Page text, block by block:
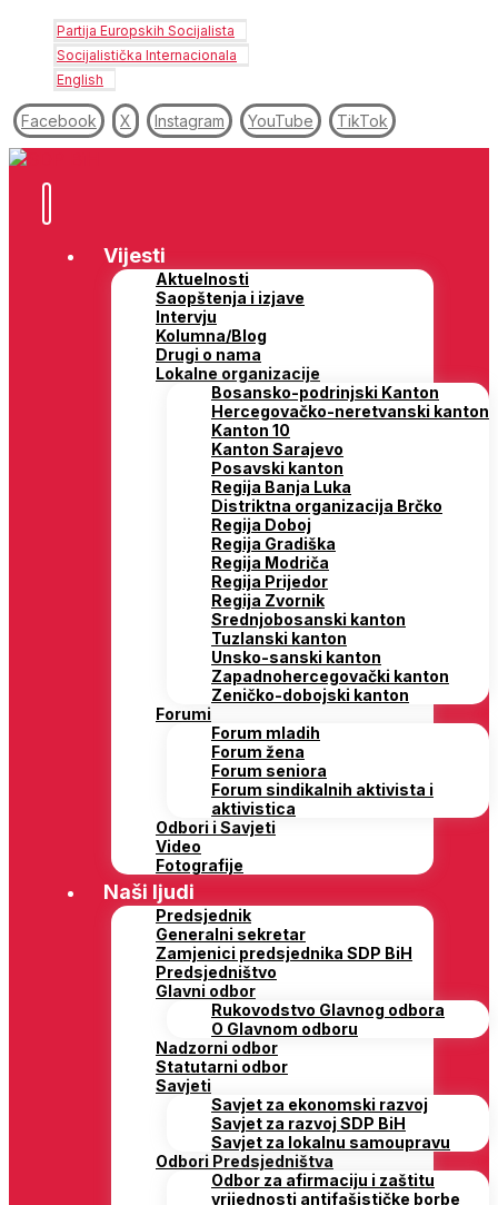
Partija Europskih Socijalista
Socijalistička Internacionala
English
Facebook X Instagram YouTube TikTok
Vijesti
Aktuelnosti
Saopštenja i izjave
Intervju
Kolumna/Blog
Drugi o nama
Lokalne organizacije
Bosansko-podrinjski Kanton
Hercegovačko-neretvanski kanton
Kanton 10
Kanton Sarajevo
Posavski kanton
Regija Banja Luka
Distriktna organizacija Brčko
Regija Doboj
Regija Gradiška
Regija Modriča
Regija Prijedor
Regija Zvornik
Srednjobosanski kanton
Tuzlanski kanton
Unsko-sanski kanton
Zapadnohercegovački kanton
Zeničko-dobojski kanton
Forumi
Forum mladih
Forum žena
Forum seniora
Forum sindikalnih aktivista i
aktivistica
Odbori i Savjeti
Video
Fotografije
Naši ljudi
Predsjednik
Generalni sekretar
Zamjenici predsjednika SDP BiH
Predsjedništvo
Glavni odbor
Rukovodstvo Glavnog odbora
O Glavnom odboru
Nadzorni odbor
Statutarni odbor
Savjeti
Savjet za ekonomski razvoj
Savjet za razvoj SDP BiH
Savjet za lokalnu samoupravu
Odbori Predsjedništva
Odbor za afirmaciju i zaštitu
vrijednosti antifašističke borbe